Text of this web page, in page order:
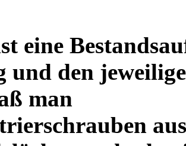
eine
und den
man